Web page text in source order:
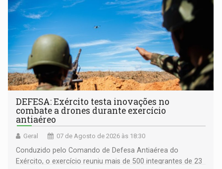
DEFESA: Exército testa inovações no
combate a drones durante exercício
antiaéreo
Geral 07 de Agosto de 2026 às 18:30
Conduzido pelo Comando de Defesa Antiaérea do
Exército, o exercício reuniu mais de 500 integrantes de 23